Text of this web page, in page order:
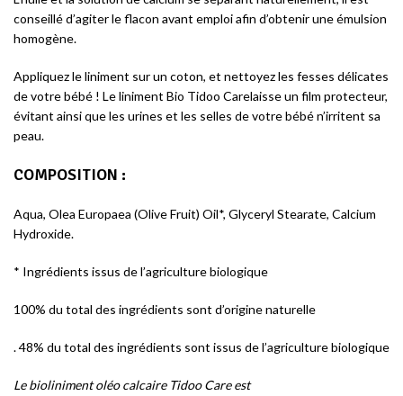
conseillé d’agiter le flacon avant emploi afin d’obtenir une émulsion
homogène.
Appliquez le liniment sur un coton, et nettoyez les fesses délicates
de votre bébé ! Le liniment Bio Tidoo Carelaisse un film protecteur,
évitant ainsi que les urines et les selles de votre bébé n’irritent sa
peau.
COMPOSITION :
Aqua, Olea Europaea (Olive Fruit) Oil*, Glyceryl Stearate, Calcium
Hydroxide.
* Ingrédients issus de l’agriculture biologique
100% du total des ingrédients sont d’origine naturelle
. 48% du total des ingrédients sont issus de l’agriculture biologique
Le bioliniment oléo calcaire Tidoo Care est